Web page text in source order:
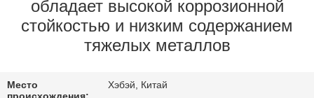
ЗАВОДУ
КОНТРОЛЬ
обладает высокой коррозионной
стойкостью и низким содержанием
тяжелых металлов
Место
Хэбэй, Китай